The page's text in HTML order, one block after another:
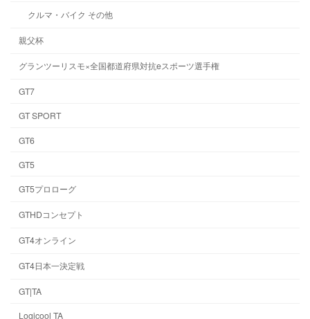
クルマ・バイク その他
親父杯
グランツーリスモ×全国都道府県対抗eスポーツ選手権
GT7
GT SPORT
GT6
GT5
GT5プロローグ
GTHDコンセプト
GT4オンライン
GT4日本一決定戦
GT|TA
Logicool TA